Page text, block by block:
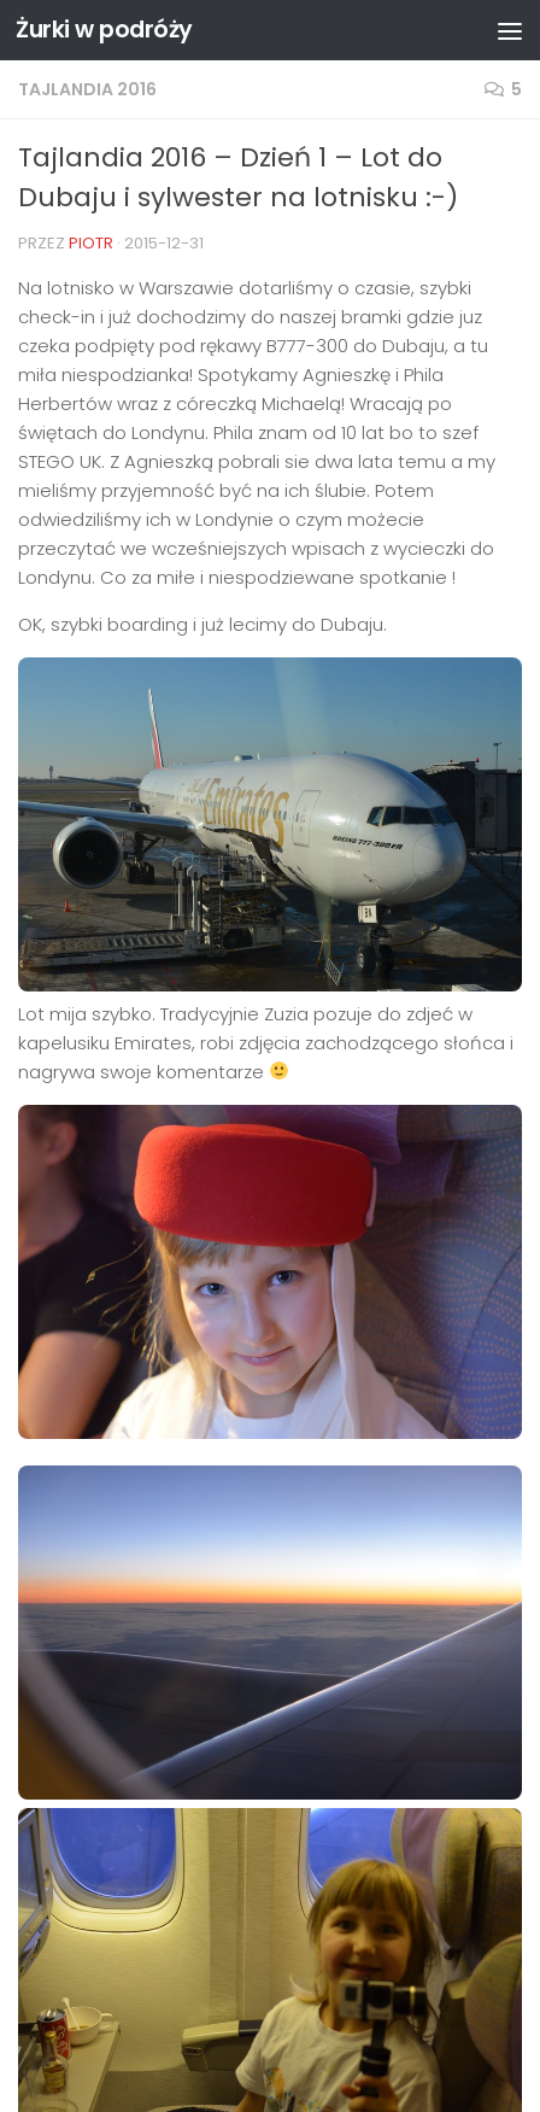
Przejdź do treści
Żurki w podróży
TAJLANDIA 2016 5
Tajlandia 2016 – Dzień 1 – Lot do
Dubaju i sylwester na lotnisku :-)
PRZEZ PIOTR · 2015-12-31
Na lotnisko w Warszawie dotarliśmy o czasie, szybki
check-in i już dochodzimy do naszej bramki gdzie juz
czeka podpięty pod rękawy B777-300 do Dubaju, a tu
miła niespodzianka! Spotykamy Agnieszkę i Phila
Herbertów wraz z córeczką Michaelą! Wracają po
świętach do Londynu. Phila znam od 10 lat bo to szef
STEGO UK. Z Agnieszką pobrali sie dwa lata temu a my
mieliśmy przyjemność być na ich ślubie. Potem
odwiedziliśmy ich w Londynie o czym możecie
przeczytać we wcześniejszych wpisach z wycieczki do
Londynu. Co za miłe i niespodziewane spotkanie !
OK, szybki boarding i już lecimy do Dubaju.
Lot mija szybko. Tradycyjnie Zuzia pozuje do zdjeć w
kapelusiku Emirates, robi zdjęcia zachodzącego słońca i
nagrywa swoje komentarze